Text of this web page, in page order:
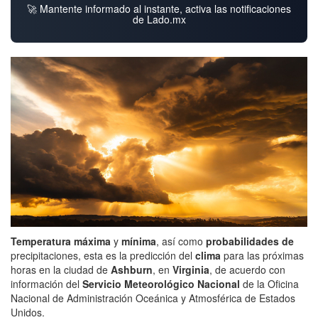
🚀 Mantente informado al instante, activa las notificaciones
de Lado.mx
Temperatura máxima y mínima, así como probabilidades de
precipitaciones, esta es la predicción del clima para las próximas
horas en la ciudad de Ashburn, en Virginia, de acuerdo con
información del Servicio Meteorológico Nacional de la Oficina
Nacional de Administración Oceánica y Atmosférica de Estados
Unidos.